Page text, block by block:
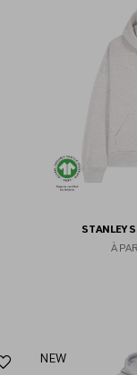
STANLEY
À
Ajouter
NEW